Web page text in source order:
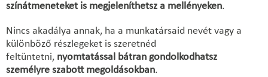
színátmeneteket is megjeleníthetsz a mellényeken.
Nincs akadálya annak, ha a munkatársaid nevét vagy a
különböző részlegeket is szeretnéd
feltüntetni, nyomtatással bátran gondolkodhatsz
személyre szabott megoldásokban.